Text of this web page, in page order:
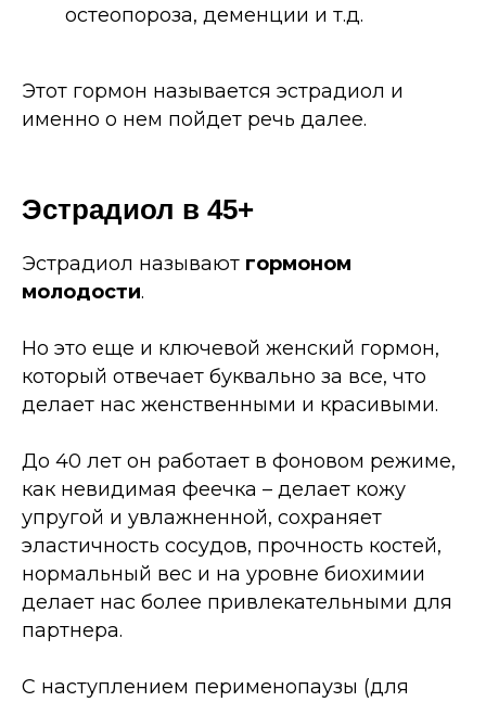
остеопороза, деменции и т.д.
Этот гормон называется эстрадиол и
именно о нем пойдет речь далее.
Эстрадиол в 45+
Эстрадиол называют гормоном
молодости.
Но это еще и ключевой женский гормон,
который отвечает буквально за все, что
делает нас женственными и красивыми.
До 40 лет он работает в фоновом режиме,
как невидимая феечка – делает кожу
упругой и увлажненной, сохраняет
эластичность сосудов, прочность костей,
нормальный вес и на уровне биохимии
делает нас более привлекательными для
партнера.
С наступлением перименопаузы (для